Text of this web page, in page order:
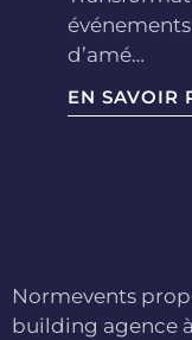
d’amé…
EN SAVOIR
Normevents
building agence